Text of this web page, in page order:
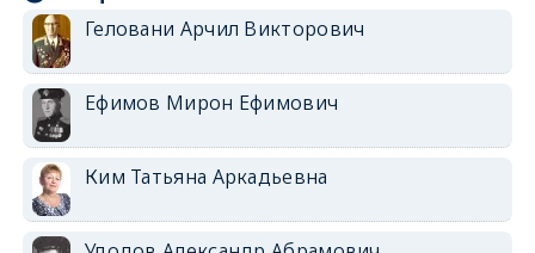
Геловани Арчил Викторович
Ефимов Мирон Ефимович
Ким Татьяна Аркадьевна